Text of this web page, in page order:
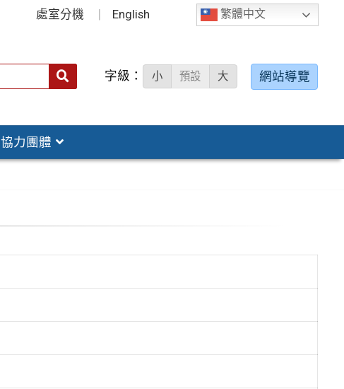
繁體中文
處室分機 English
字級： 小 預設 大 網站導覽
協力團體